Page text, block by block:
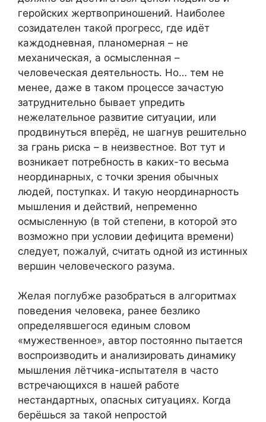
геройских жертвоприношений. Наиболее
созидателен такой прогресс, где идёт
каждодневная, планомерная – не
механическая, а осмысленная –
человеческая деятельность. Но… тем не
менее, даже в таком процессе зачастую
затруднительно бывает упредить
нежелательное развитие ситуации, или
продвинуться вперёд, не шагнув решительно
за грань риска – в неизвестное. Вот тут и
возникает потребность в каких-то весьма
неординарных, с точки зрения обычных
людей, поступках. И такую неординарность
мышления и действий, непременно
осмысленную (в той степени, в которой это
возможно при условии дефицита времени)
следует, пожалуй, считать одной из истинных
вершин человеческого разума.
Желая поглубже разобраться в алгоритмах
поведения человека, ранее безлико
определявшегося единым словом
«мужественное», автор постоянно пытается
воспроизводить и анализировать динамику
мышления лётчика-испытателя в часто
встречающихся в нашей работе
нестандартных, опасных ситуациях. Когда
берёшься за такой непростой